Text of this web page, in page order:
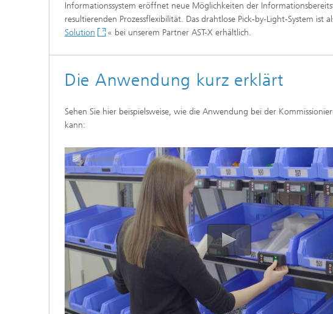
Informationssystem eröffnet neue Möglichkeiten der
resultierenden Prozessflexibilität. Das drahtlose Pick-by-Light-System ist
Solution
« bei unserem Partner AST-X erhältlich.
Die Anwendung kurz erklärt
Sehen Sie hier beispielsweise, wie die Anwendung bei der
kann: